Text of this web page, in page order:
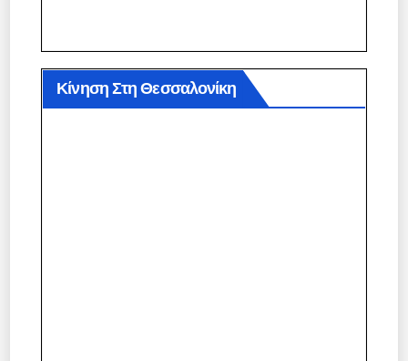
Κίνηση Στη Θεσσαλονίκη